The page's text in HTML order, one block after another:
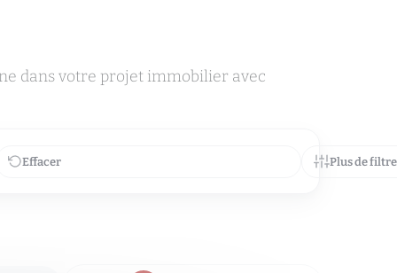
dans votre projet immobilier avec
Effacer Plus de